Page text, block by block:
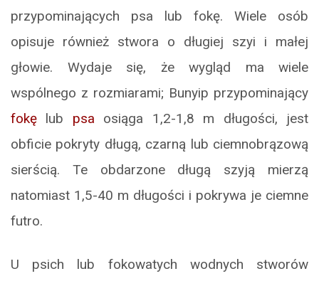
przypominających psa lub fokę. Wiele osób
opisuje również stwora o długiej szyi i małej
głowie. Wydaje się, że wygląd ma wiele
wspólnego z rozmiarami; Bunyip przypominający
fokę lub psa osiąga 1,2-1,8 m długości, jest
obficie pokryty długą, czarną lub ciemnobrązową
sierścią. Te obdarzone długą szyją mierzą
natomiast 1,5-40 m długości i pokrywa je ciemne
futro.
U psich lub fokowatych wodnych stworów